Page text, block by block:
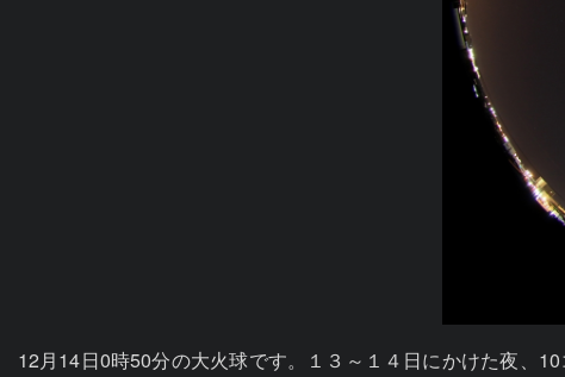
12月14日0時50分の大火球です。１３～１４日にかけた夜、